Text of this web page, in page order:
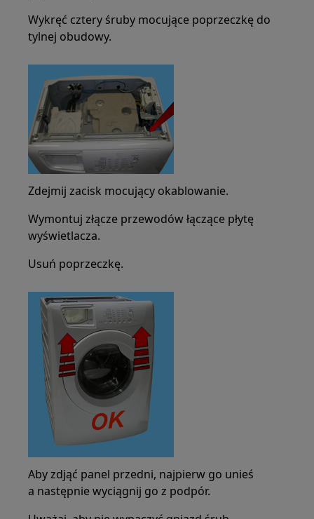
Wykręć cztery śruby mocujące poprzeczkę do
tylnej obudowy.
Zdejmij zacisk mocujący okablowanie.
Wymontuj złącze przewodów łączące płytę
wyświetlacza.
Usuń poprzeczkę.
Aby zdjąć panel przedni, najpierw go unieś
a następnie wyciągnij go z podpór.